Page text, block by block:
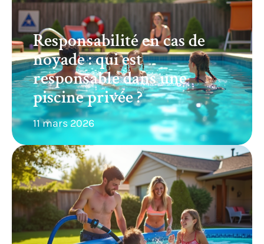
Responsabilité en cas de
noyade : qui est
responsable dans une
piscine privée ?
11 mars 2026